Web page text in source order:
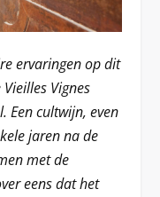
ervaringen op dit
Vignes
Een cultwijn, even
jaren na de
met de
eens dat het